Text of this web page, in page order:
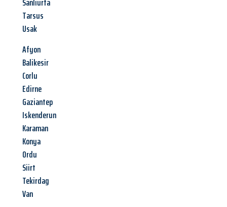
Tarsus
Usak
Afyon
Balikesir
Corlu
Edirne
Gaziantep
Iskenderun
Karaman
Konya
Ordu
Siirt
Tekirdag
Van